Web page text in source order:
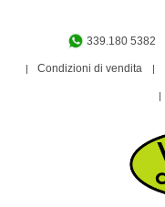
339.180 5382
Condizioni di vendita